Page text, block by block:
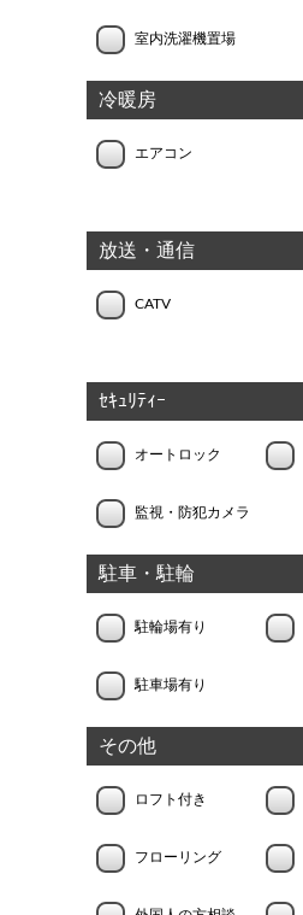
室内洗濯機置場
冷暖房
エアコン
放送・通信
CATV
ｾｷｭﾘﾃｨｰ
オートロック
監視・防犯カメラ
駐車・駐輪
駐輪場有り
駐車場有り
その他
ロフト付き
フローリング